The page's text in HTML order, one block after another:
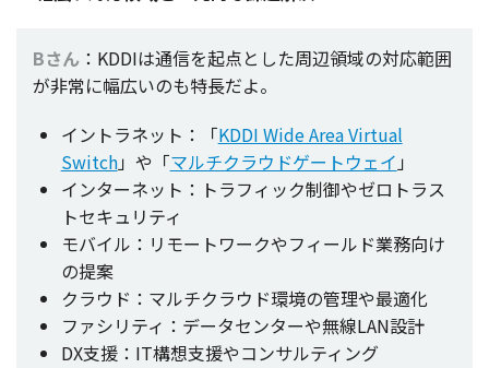
Bさん ：KDDIは通信を起点とした周辺領域の対応範囲
が非常に幅広いのも特長だよ。
イントラネット：「KDDI Wide Area Virtual
Switch」や「マルチクラウドゲートウェイ」
インターネット：トラフィック制御やゼロトラス
トセキュリティ
モバイル：リモートワークやフィールド業務向け
の提案
クラウド：マルチクラウド環境の管理や最適化
ファシリティ：データセンターや無線LAN設計
DX支援：IT構想支援やコンサルティング